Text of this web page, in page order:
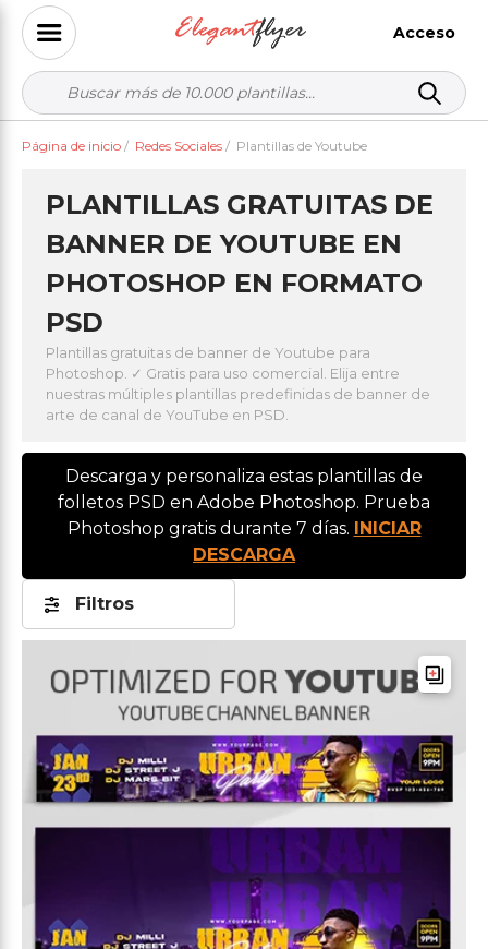
Acceso
Página de inicio / Redes Sociales / Plantillas de Youtube
PLANTILLAS GRATUITAS DE
BANNER DE YOUTUBE EN
PHOTOSHOP EN FORMATO
PSD
Plantillas gratuitas de banner de Youtube para
Photoshop. ✓ Gratis para uso comercial. Elija entre
nuestras múltiples plantillas predefinidas de banner de
arte de canal de YouTube en PSD.
Descarga y personaliza estas plantillas de
folletos PSD en Adobe Photoshop. Prueba
Photoshop gratis durante 7 días. INICIAR
DESCARGA
Filtros